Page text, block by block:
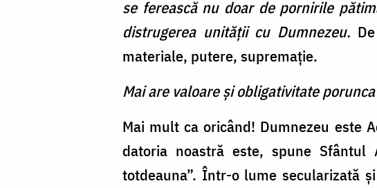
se ferească nu doar de pornirile
distrugerea unităţii cu Dumnezeu.
materiale, putere, supremaţie.
Mai are valoare şi obligativitate
Mai mult ca oricând! Dumnezeu este
datoria noastră este, spune
totdeauna”. Într-o lume secularizată şi